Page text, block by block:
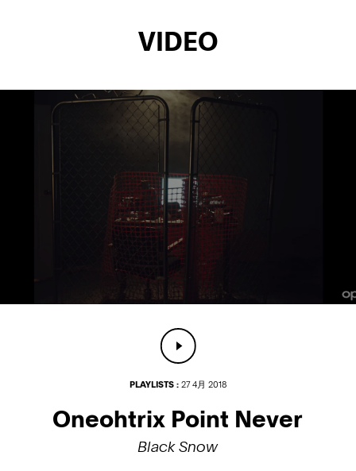
VIDEO
PLAYLISTS :27 4月 2018
Oneohtrix Point Never
Black Snow